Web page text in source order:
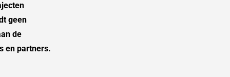
geen
de
en partners.